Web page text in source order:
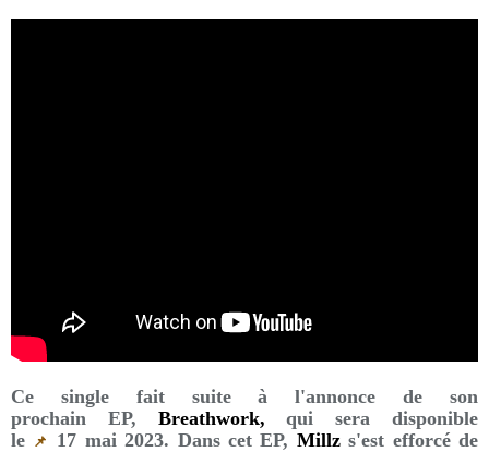
Ce single fait suite à l'annonce de son
prochain EP, Breathwork, qui sera disponible
le 📌 17 mai 2023. Dans cet EP, Millzs'est efforcé de